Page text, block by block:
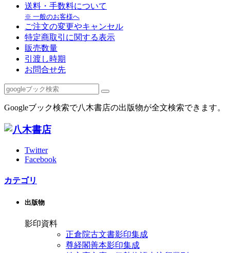
送料・手数料について
※ 一般のお客様へ
ご注文の変更やキャンセル
特定商取引に関する表示
販売数量
引渡し時期
お問合せ先
Googleブック検索で八木書店の出版物が全文検索できます。
Twitter
Facebook
カテゴリ
出版物
影印資料
正倉院古文書影印集成
尊経閣善本影印集成